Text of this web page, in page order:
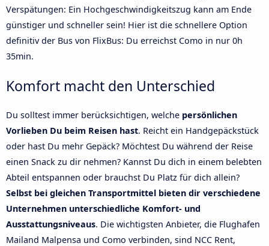
Verspätungen: Ein Hochgeschwindigkeitszug kann am Ende
günstiger und schneller sein! Hier ist die schnellere Option
definitiv der Bus von FlixBus: Du erreichst Como in nur 0h
35min.
Komfort macht den Unterschied
Du solltest immer berücksichtigen, welche persönlichen
Vorlieben Du beim Reisen hast. Reicht ein Handgepäckstück
oder hast Du mehr Gepäck? Möchtest Du während der Reise
einen Snack zu dir nehmen? Kannst Du dich in einem belebten
Abteil entspannen oder brauchst Du Platz für dich allein?
Selbst bei gleichen Transportmittel bieten dir verschiedene
Unternehmen unterschiedliche Komfort- und
Ausstattungsniveaus. Die wichtigsten Anbieter, die Flughafen
Mailand Malpensa und Como verbinden, sind NCC Rent,